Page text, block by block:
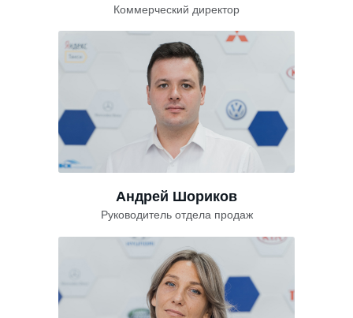
Андрей Шориков
Коммерческий директор
Руководитель отдела продаж